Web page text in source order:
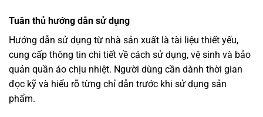
Tuân thủ hướng dẫn sử dụng
Hướng dẫn sử dụng từ nhà sản xuất là tài liệu thiết yếu,
cung cấp thông tin chi tiết về cách sử dụng, vệ sinh và bảo
quản quần áo chịu nhiệt. Người dùng cần dành thời gian
đọc kỹ và hiểu rõ từng chỉ dẫn trước khi sử dụng sản
phẩm.